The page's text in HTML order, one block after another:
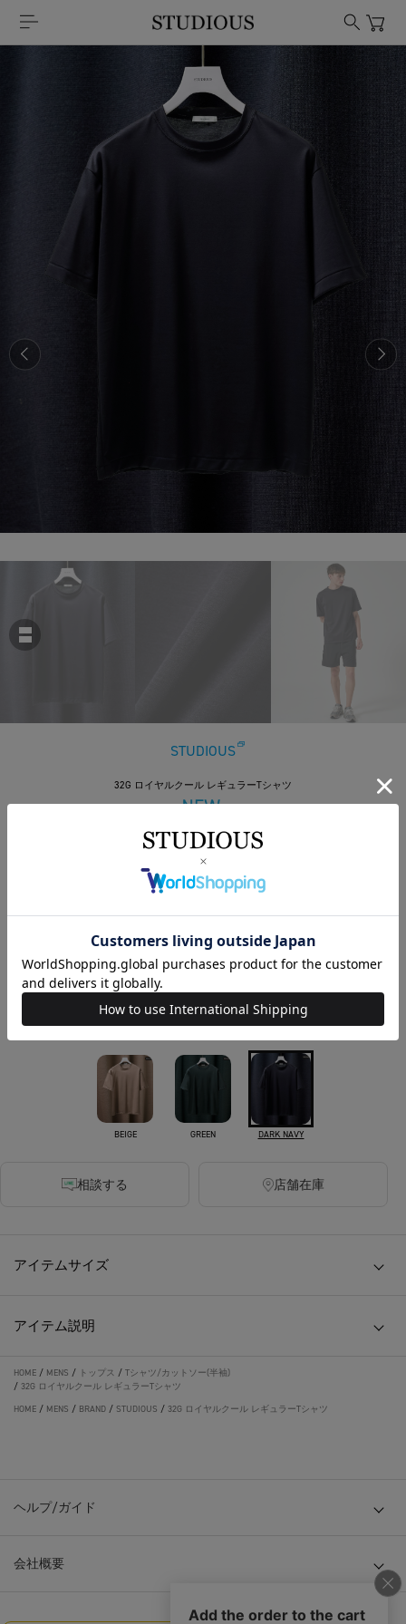
STUDIOUS
32G ロイヤルクール レギュラーTシャツ
￥11,000 税込
100ポイント付与
人気No.1 Tシャツ
カラー
BEIGE GREEN DARK NAVY
相談する 店舗在庫
アイテムサイズ
アイテム説明
HOME / MENS / トップス / Tシャツ/カットソー(半袖)
/ 32G ロイヤルクール レギュラーTシャツ
HOME / MENS / BRAND / STUDIOUS / 32G ロイヤルクール レギュラーTシャツ
ヘルプ/ガイド
会社概要